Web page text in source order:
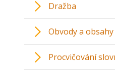
Dražba
Obvody a obsahy
Procvičování